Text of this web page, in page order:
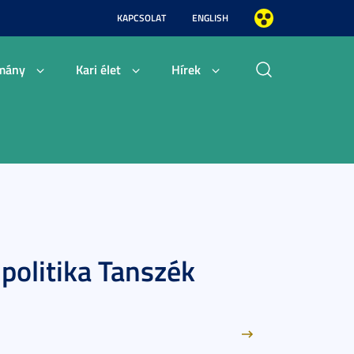
KAPCSOLAT ENGLISH
Kari élet Hírek
Tanszék